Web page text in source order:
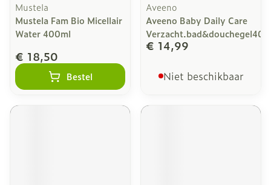
Mustela
Mustela Fam Bio Micellair
Water 400ml
€ 18,50
Bestel
Aveeno
Aveeno Baby Daily Care
€ 14,99
Niet beschikbaar